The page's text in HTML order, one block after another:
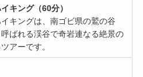
キング（60分）
キングは、南ゴビ県の鷲の谷
呼ばれる渓谷で奇岩連なる絶景の
アーです。